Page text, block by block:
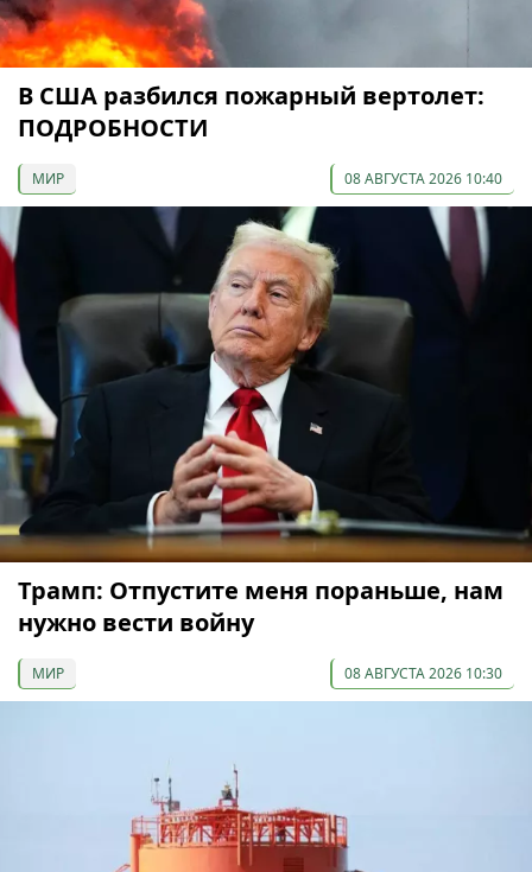
В США разбился пожарный вертолет:
ПОДРОБНОСТИ
МИР 08 АВГУСТА 2026 10:40
Трамп: Отпустите меня пораньше, нам
нужно вести войну
МИР 08 АВГУСТА 2026 10:30